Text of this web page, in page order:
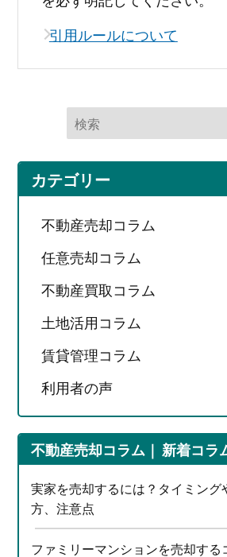
引用ルールについて
カテゴリー
不動産売却コラム
任意売却コラム
不動産買取コラム
土地活用コラム
賃貸管理コラム
利用者の声
不動産売却コラム 新着コラ
実家を売却するには？タイミング
方、注意点
ファミリーマンションを売却する